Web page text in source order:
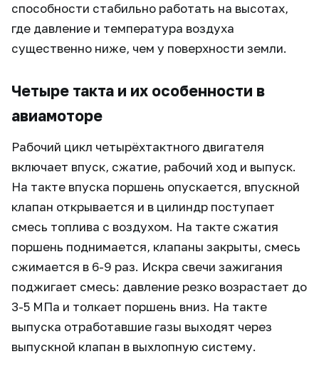
способности стабильно работать на высотах,
где давление и температура воздуха
существенно ниже, чем у поверхности земли.
Четыре такта и их особенности в
авиамоторе
Рабочий цикл четырёхтактного двигателя
включает впуск, сжатие, рабочий ход и выпуск.
На такте впуска поршень опускается, впускной
клапан открывается и в цилиндр поступает
смесь топлива с воздухом. На такте сжатия
поршень поднимается, клапаны закрыты, смесь
сжимается в 6-9 раз. Искра свечи зажигания
поджигает смесь: давление резко возрастает до
3-5 МПа и толкает поршень вниз. На такте
выпуска отработавшие газы выходят через
выпускной клапан в выхлопную систему.